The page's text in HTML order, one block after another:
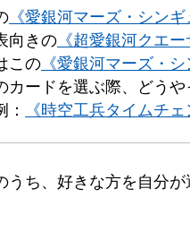
《愛銀河マーズ・シンギ
向きの 《超愛銀河クエ
この 《愛銀河マーズ・
カードを選ぶ際、どう
：
《時空工兵タイムチェ
うち、好きな方を自分